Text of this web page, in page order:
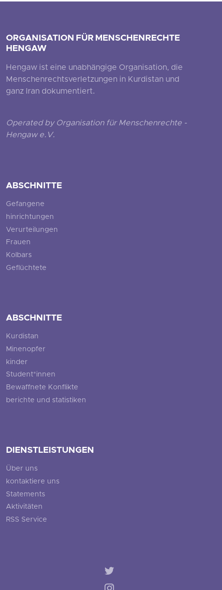
ORGANISATION FÜR MENSCHENRECHTE
HENGAW
Hengaw ist eine unabhängige Organisation, die
Menschenrechtsverletzungen in Kurdistan und
ganz Iran dokumentiert.
Operated by Organisation für Menschenrechte -
Hengaw e.V.
ABSCHNITTE
Gefangene
hinrichtungen
Verurteilungen
Frauen
Kolbars
Geflüchtete
ABSCHNITTE
Kurdistan
Minenopfer
kinder
Student*innen
Bewaffnete Konflikte
berichte und statistiken
DIENSTLEISTUNGEN
Über uns
kontaktiere uns
Statements
Aktivitäten
RSS Service